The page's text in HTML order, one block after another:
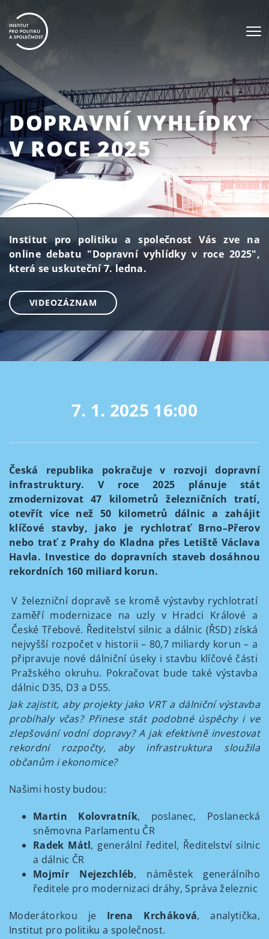
DOPRAVNÍ VYHLÍDKY
V ROCE 2025
Institut pro politiku a společnost Vás zve na
online debatu "Dopravní vyhlídky v roce 2025",
která se uskuteční 7. ledna.
VIDEOZÁZNAM
7. 1. 2025 16:00
Česká republika pokračuje v rozvoji dopravní
infrastruktury. V roce 2025 plánuje stát
zmodernizovat 47 kilometrů železničních tratí,
otevřít více než 50 kilometrů dálnic a zahájit
klíčové stavby, jako je rychlotrať Brno–Přerov
nebo trať z Prahy do Kladna přes Letiště Václava
Havla. Investice do dopravních staveb dosáhnou
rekordních 160 miliard korun.
V železniční dopravě se kromě výstavby rychlotratí
zaměří modernizace na uzly v Hradci Králové a
České Třebové. Ředitelství silnic a dálnic (ŘSD) získá
nejvyšší rozpočet v historii – 80,7 miliardy korun – a
připravuje nové dálniční úseky i stavbu klíčové části
Pražského okruhu. Pokračovat bude také výstavba
dálnic D35, D3 a D55.
Jak zajistit, aby projekty jako VRT a dálniční výstavba
probíhaly včas? Přinese stát podobné úspěchy i ve
zlepšování vodní dopravy? A jak efektivně investovat
rekordní rozpočty, aby infrastruktura sloužila
občanům i ekonomice?
Našimi hosty budou:
Martin Kolovratník, poslanec, Poslanecká
sněmovna Parlamentu ČR
Radek Mátl, generální ředitel, Ředitelství silnic
a dálnic ČR
Mojmír Nejezchléb, náměstek generálního
ředitele pro modernizaci dráhy, Správa železnic
Moderátorkou je Irena Krcháková, analytička,
Institut pro politiku a společnost.